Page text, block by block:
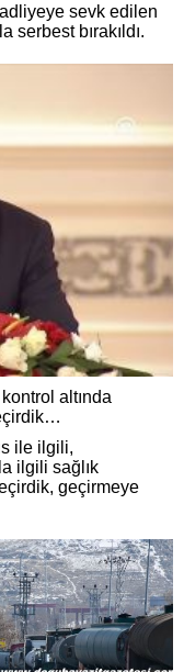
sevk edilen
serbest bırakıldı.
altında
ile ilgili,
ilgili sağlık
geçirmeye